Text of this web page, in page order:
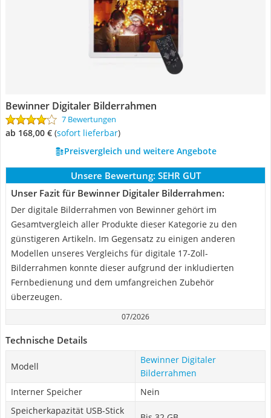
Bewinner Digitaler Bilderrahmen
7 Bewertungen
ab 168,00 € ( Sofort lieferbar)
Preisvergleich und weitere Angebote
Unsere Bewertung: SEHR GUT
Unser Fazit für Bewinner Digitaler Bilderrahmen:
Der digitale Bilderrahmen von Bewinner gehört im
Gesamtvergleich aller Produkte dieser Kategorie zu den
günstigeren Artikeln. Im Gegensatz zu einigen anderen
Modellen unseres Vergleichs für digitale 17-Zoll-
Bilderrahmen konnte dieser aufgrund der inkludierten
Fernbedienung und dem umfangreichen Zubehör
überzeugen.
07/2026
Technische Details
Modell
Bewinner Digitaler
Bilderrahmen
Interner Speicher
Nein
Speicherkapazität USB-Stick